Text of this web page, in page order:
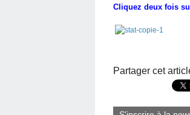
Cliquez deux fois
Partager cet